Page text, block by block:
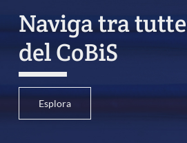
Naviga tra
del CoBiS
Esplora